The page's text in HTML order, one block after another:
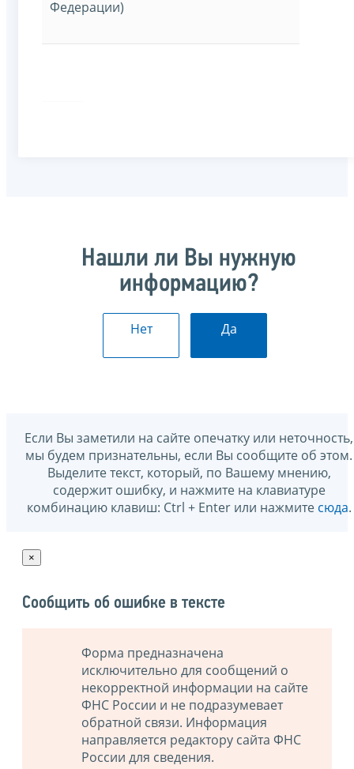
Федерации)
Нашли ли Вы нужную
информацию?
Нет Да
Если Вы заметили на сайте опечатку или неточность,
мы будем признательны, если Вы сообщите об этом.
Выделите текст, который, по Вашему мнению,
содержит ошибку, и нажмите на клавиатуре
комбинацию клавиш: Ctrl + Enter или нажмите сюда.
×
Сообщить об ошибке в тексте
Форма предназначена
исключительно для сообщений о
некорректной информации на сайте
ФНС России и не подразумевает
обратной связи. Информация
направляется редактору сайта ФНС
России для сведения.